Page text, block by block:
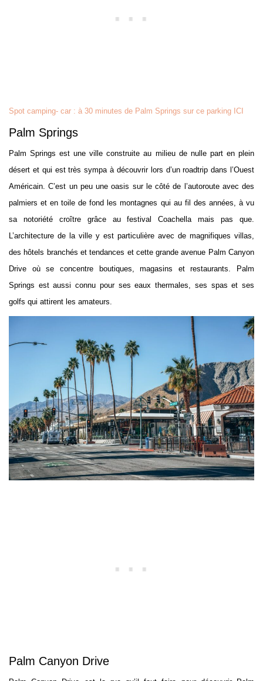
Spot camping- car : à 30 minutes de Palm Springs sur ce parking ICI
Palm Springs
Palm Springs est une ville construite au milieu de nulle part en plein
désert et qui est très sympa à découvrir lors d’un roadtrip dans l’Ouest
Américain. C’est un peu une oasis sur le côté de l’autoroute avec des
palmiers et en toile de fond les montagnes qui au fil des années, à vu
sa notoriété croître grâce au festival Coachella mais pas que.
L’architecture de la ville y est particulière avec de magnifiques villas,
des hôtels branchés et tendances et cette grande avenue Palm Canyon
Drive où se concentre boutiques, magasins et restaurants. Palm
Springs est aussi connu pour ses eaux thermales, ses spas et ses
golfs qui attirent les amateurs.
Palm Canyon Drive